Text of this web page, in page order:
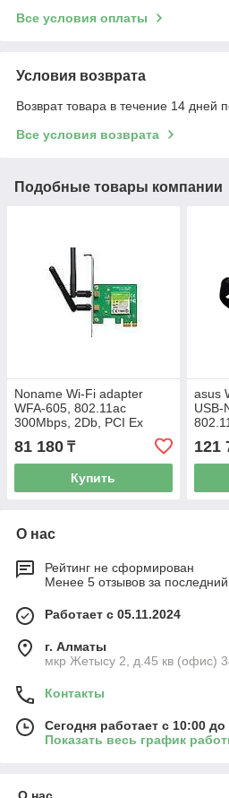
Все условия оплаты
Условия возврата
Возврат товара в течение 14 дней
Все условия возврата
Подобные товары компании
Noname Wi-Fi adapter
WFA-605, 802.11ac
300Mbps, 2Db, PCI Ex
81 180 ₸
Купить
asus
USB-
121
О нас
Рейтинг не сформирован
Менее 5 отзывов за последний
Работает с 05.11.2024
г. Алматы
мкр Жетысу 2, д.45 кв (офис)
Контакты
Сегодня работает с 10:00 до
Показать весь график